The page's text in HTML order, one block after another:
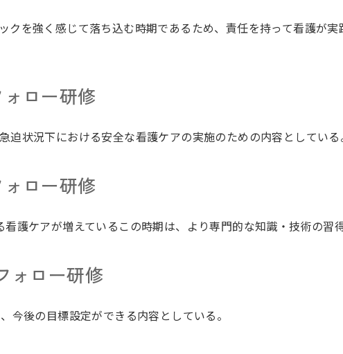
クを強く感じて落ち込む時期であるため、責任を持って看護が
ロー研修
迫状況下における安全な看護ケアの実施のための内容としている
ロー研修
護ケアが増えているこの時期は、より専門的な知識・技術の習
ォロー研修
今後の目標設定ができる内容としている。